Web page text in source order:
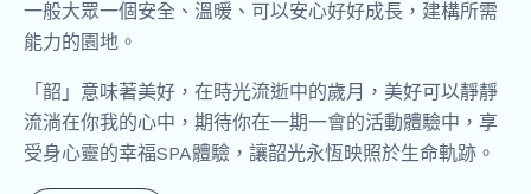
一般大眾一個安全、溫暖、可以安心好好成長，建構所需
能力的園地。
「韶」意味著美好，在時光流逝中的歲月，美好可以靜靜
流淌在你我的心中，期待你在一期一會的活動體驗中，享
受身心靈的幸福SPA體驗，讓韶光永恆映照於生命軌跡。